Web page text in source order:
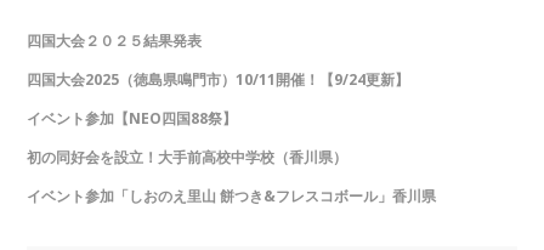
四国大会２０２５結果発表
四国大会2025（徳島県鳴門市）10/11開催！【9/24更新】
イベント参加【NEO四国88祭】
初の同好会を設立！大手前高校中学校（香川県）
イベント参加「しおのえ里山 餅つき&フレスコボール」香川県